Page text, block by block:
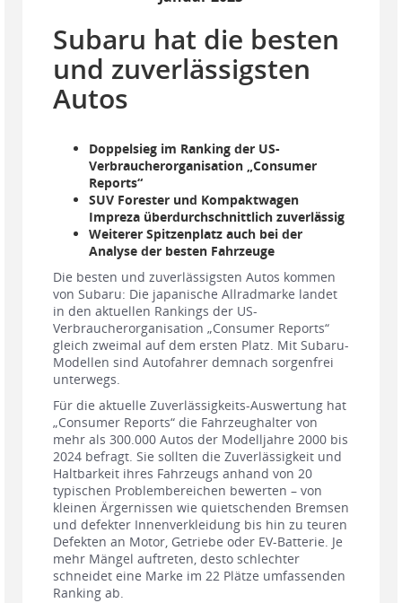
Subaru hat die besten
und zuverlässigsten
Autos
Doppelsieg im Ranking der US-
Verbraucherorganisation „Consumer
Reports“
SUV Forester und Kompaktwagen
Impreza überdurchschnittlich zuverlässig
Weiterer Spitzenplatz auch bei der
Analyse der besten Fahrzeuge
Die besten und zuverlässigsten Autos kommen
von Subaru: Die japanische Allradmarke landet
in den aktuellen Rankings der US-
Verbraucherorganisation „Consumer Reports“
gleich zweimal auf dem ersten Platz. Mit Subaru-
Modellen sind Autofahrer demnach sorgenfrei
unterwegs.
Für die aktuelle Zuverlässigkeits-Auswertung hat
„Consumer Reports“ die Fahrzeughalter von
mehr als 300.000 Autos der Modelljahre 2000 bis
2024 befragt. Sie sollten die Zuverlässigkeit und
Haltbarkeit ihres Fahrzeugs anhand von 20
typischen Problembereichen bewerten – von
kleinen Ärgernissen wie quietschenden Bremsen
und defekter Innenverkleidung bis hin zu teuren
Defekten an Motor, Getriebe oder EV-Batterie. Je
mehr Mängel auftreten, desto schlechter
schneidet eine Marke im 22 Plätze umfassenden
Ranking ab.